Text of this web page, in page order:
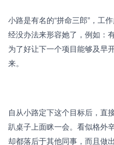
小路是有名的“拼命三郎”，工
经没办法来形容她了，例如：
为了好让下一个项目能够及早
来。
自从小路定下这个目标后，直
趴桌子上面眯一会。看似格外
却都落后于其他同事，而且做